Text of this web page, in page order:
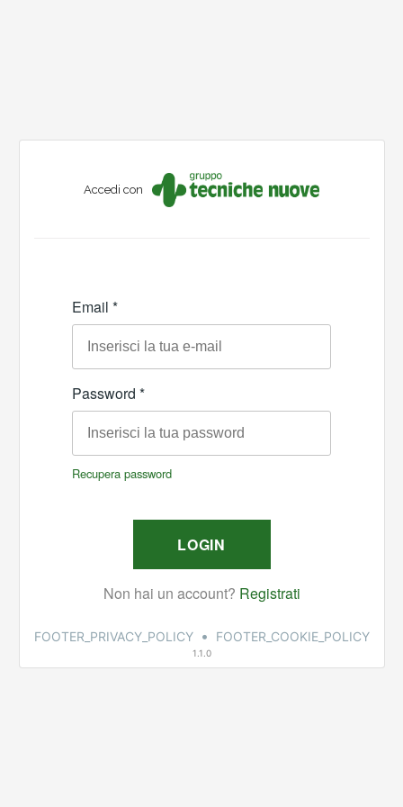
Accedi con
FOOTER_PRIVACY_POLICY • FOOTER_COOKIE_POLICY
1.1.0